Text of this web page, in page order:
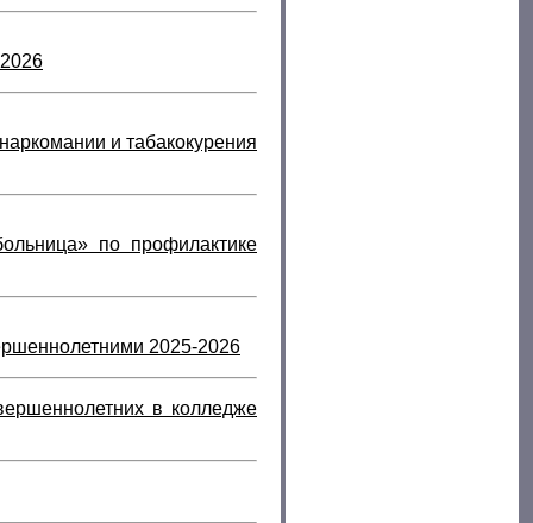
6
и табакокурения
по профилактике
2025-2026
в колледже